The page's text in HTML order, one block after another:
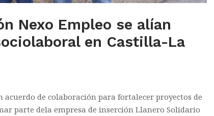
Nexo Empleo se alían
en Castilla-La
de colaboración para fortalecer proyectos de
parte dela empresa de inserción Llanero Solidario